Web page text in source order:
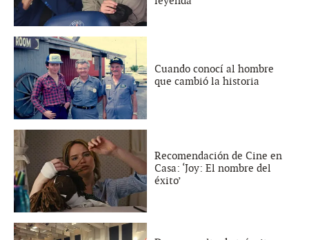
Cuando conocí al hombre
que cambió la historia
Recomendación de Cine en
Casa: ‘Joy: El nombre del
éxito’